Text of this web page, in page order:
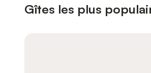
Gîtes les plus